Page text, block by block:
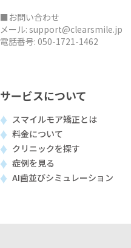
■お問い合わせ
メール: support@clearsmile.jp
電話番号: 050-1721-1462
サービスについて
スマイルモア矯正とは
料金について
クリニックを探す
症例を見る
AI歯並びシミュレーション